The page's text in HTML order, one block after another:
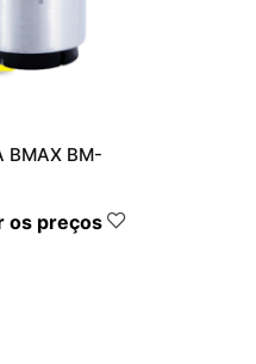
BMAX BM-
os preços